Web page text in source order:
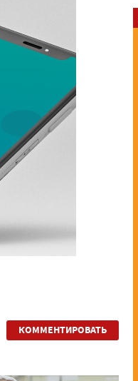
КОММЕНТИРОВАТЬ